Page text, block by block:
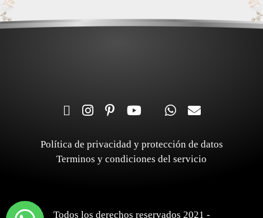
Política de privacidad y protección de datos
Terminos y condiciones del servicio
Todos los derechos reservados 2021 -